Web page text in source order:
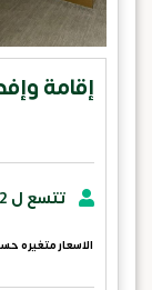
إقامة
تتسع ل 2 شخص
الاسعار متغيره